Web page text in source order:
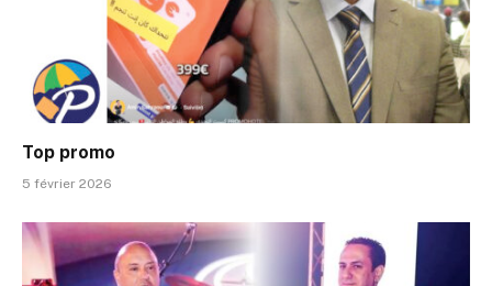
Top promo
5 février 2026